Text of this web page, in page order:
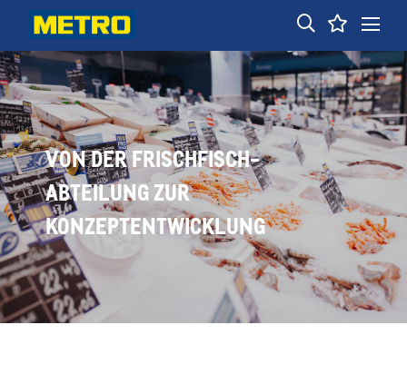
VON DER FRISCHFISCH-
ABTEILUNG ZUR
KONZEPTENTWICKLUNG